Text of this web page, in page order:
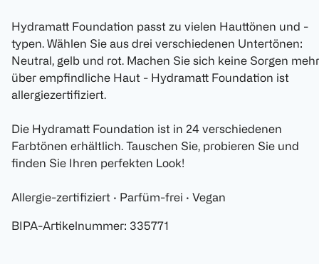
Hydramatt Foundation passt zu vielen Hauttönen und -
typen. Wählen Sie aus drei verschiedenen Untertönen:
Neutral, gelb und rot. Machen Sie sich keine Sorgen mehr
über empfindliche Haut - Hydramatt Foundation ist
allergiezertifiziert.
Die Hydramatt Foundation ist in 24 verschiedenen
Farbtönen erhältlich. Tauschen Sie, probieren Sie und
finden Sie Ihren perfekten Look!
Allergie-zertifiziert · Parfüm-frei · Vegan
BIPA-Artikelnummer: 335771